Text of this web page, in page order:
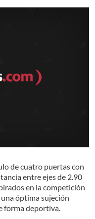
de cuatro puertas con
entre ejes de 2.90
en la competición
óptima sujeción
forma deportiva.